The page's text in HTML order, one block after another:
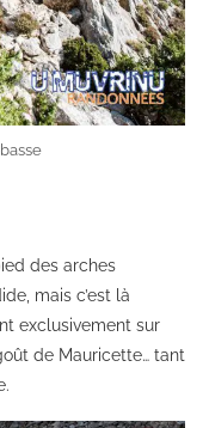
des arches
mais c’est là
exclusivement sur
de Mauricette… tant